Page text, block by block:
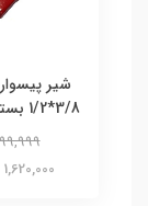
شیر
3/8*1/2 بسته 2 عددی
1,620,000 تومان